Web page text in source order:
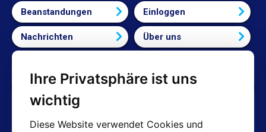
Ihre Privatsphäre ist uns
wichtig
Diese Website verwendet Cookies und
Beanstandungen Einloggen
Nachrichten Über uns
Cookie-Einstellungen bearbeiten